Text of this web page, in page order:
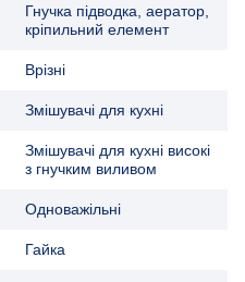
Гнучка підводка, аератор,
кріпильний елемент
Врізні
Змішувачі для кухні
Змішувачі для кухні високі
з гнучким виливом
Одноважільні
Гайка